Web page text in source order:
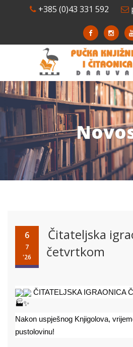
+385 (0)43 331 592
6
7
'26
Čitateljska
četvrtkom
ČITATELJSKA IGRAONICA
Nakon uspješnog Knjigolova,
pustolovinu!